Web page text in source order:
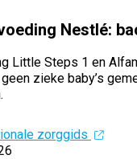
Nestlé:
Little Steps 1 en
zieke baby’s
zorggids